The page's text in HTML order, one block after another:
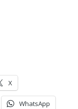
X
WhatsApp